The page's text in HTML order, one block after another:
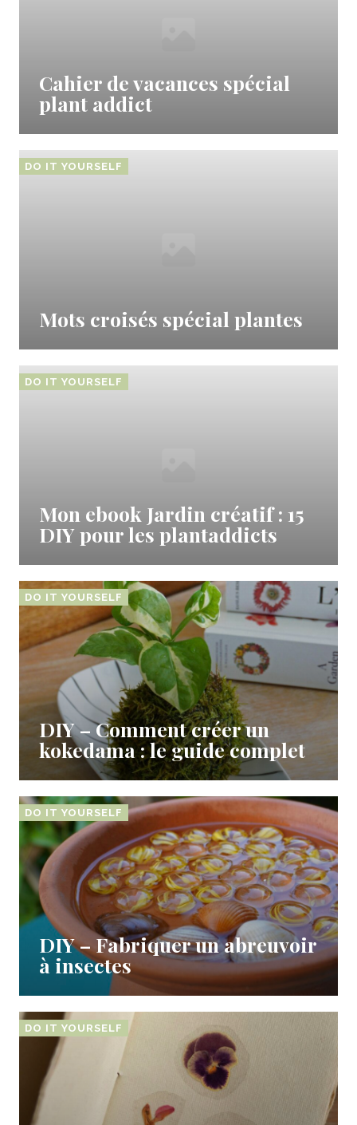
Cahier de vacances spécial
plant addict
DO IT YOURSELF
Mots croisés spécial plantes
DO IT YOURSELF
Mon ebook Jardin créatif : 15
DIY pour les plantaddicts
DO IT YOURSELF
DIY – Comment créer un
kokedama : le guide complet
DO IT YOURSELF
DIY – Fabriquer un abreuvoir
à insectes
DO IT YOURSELF